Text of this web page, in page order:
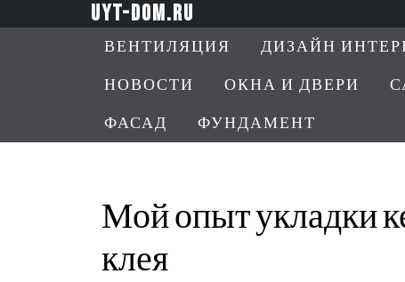
к
uyt-dom.ru
ВЕНТИЛЯЦИЯ ДИЗАЙН
НОВОСТИ ОКНА И ДВЕРИ
ФАСАД ФУНДАМЕНТ
Мой опыт укладки
клея